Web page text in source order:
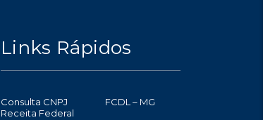
Links Rápidos
Consulta CNPJ
Receita Federal
FCDL – MG